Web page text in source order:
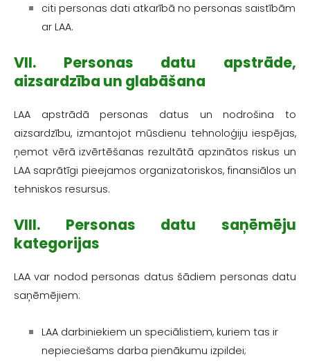
citi personas dati atkarībā no personas saistībām
ar LAA.
VII. Personas datu apstrāde,
aizsardzība un glabāšana
LAA apstrādā personas datus un nodrošina to
aizsardzību, izmantojot mūsdienu tehnoloģiju iespējas,
ņemot vērā izvērtēšanas rezultātā apzinātos riskus un
LAA saprātīgi pieejamos organizatoriskos, finansiālos un
tehniskos resursus.
VIII. Personas datu saņēmēju
kategorijas
LAA var nodod personas datus šādiem personas datu
saņēmējiem:
LAA darbiniekiem un speciālistiem, kuriem tas ir
nepieciešams darba pienākumu izpildei;